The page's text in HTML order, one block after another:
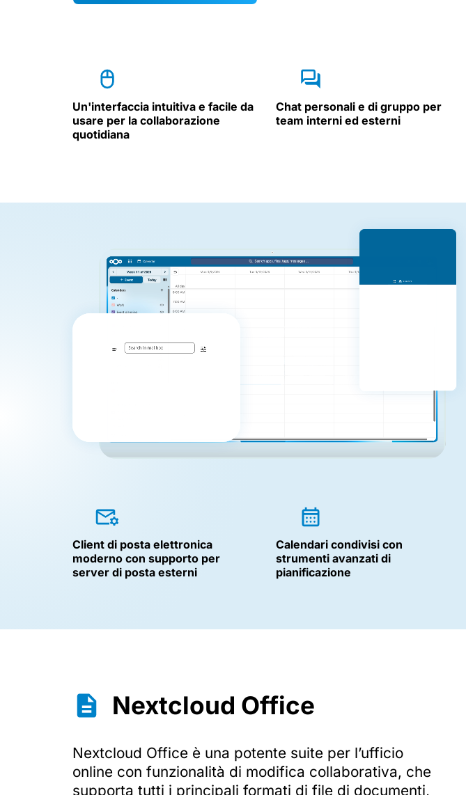
Un'interfaccia intuitiva e facile da
usare per la collaborazione
quotidiana
Chat personali e di gruppo per
team interni ed esterni
Client di posta elettronica
moderno con supporto per
server di posta esterni
Calendari condivisi con
strumenti avanzati di
pianificazione
Nextcloud Office
Nextcloud Office è una potente suite per l’ufficio
online con funzionalità di modifica collaborativa, che
supporta tutti i principali formati di file di documenti,